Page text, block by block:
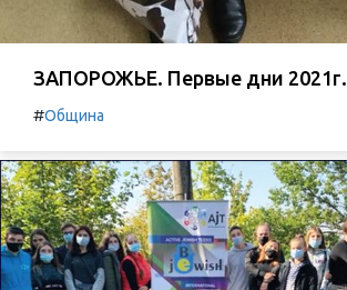
ЗАПОРОЖЬЕ. Первые дни 2021г.
#Община